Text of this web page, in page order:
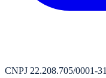
CNPJ 22.208.705/0001-31